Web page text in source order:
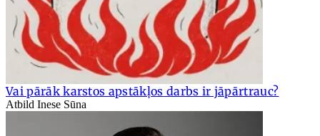
Vai pārāk karstos apstākļos darbs ir jāpārtrauc?
Atbild Inese Sūna